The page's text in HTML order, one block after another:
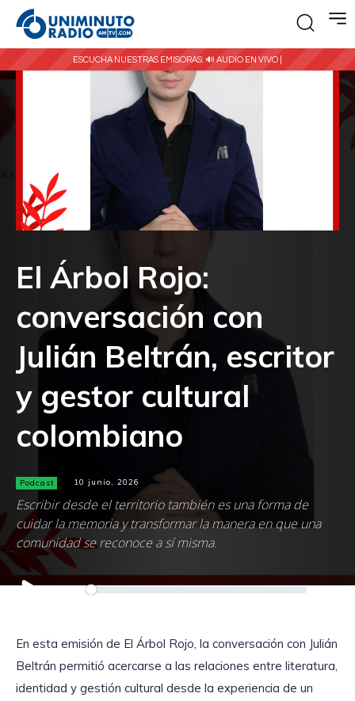
ESCUCHA NUESTRAS EMISORAS: 🔊 AUDIO EN VIVO |
El Árbol Rojo:
conversación con
Julián Beltrán, escritor
y gestor cultural
colombiano
Podcast 10 junio, 2026
Escribir desde el territorio también es una forma de
cuidar la memoria y transformar la manera en que una
comunidad se reconoce a sí misma.
Reproductor
00:00 00:00
En esta emisión de El Árbol Rojo, la conversación con Julián
Beltrán permitió acercarse a las relaciones entre literatura,
identidad y gestión cultural desde la experiencia de un